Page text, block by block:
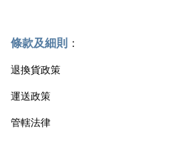
條款及細則 ：
退換貨政策
運送政策
管轄法律